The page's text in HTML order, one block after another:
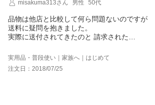
misakuma313さん
男性 50代
品物は他店と比較して何ら問題ないのですが
送料に疑問を抱きました。
実際に送付されてきたのと 請求された
ネットで買い物する方は その辺りは
比較的 詳しいので 不信感を抱いてしまうよう
なさらない方が宜しいかと思います。
実用品・普段使い｜家族へ｜はじめて
注文日：2018/07/25